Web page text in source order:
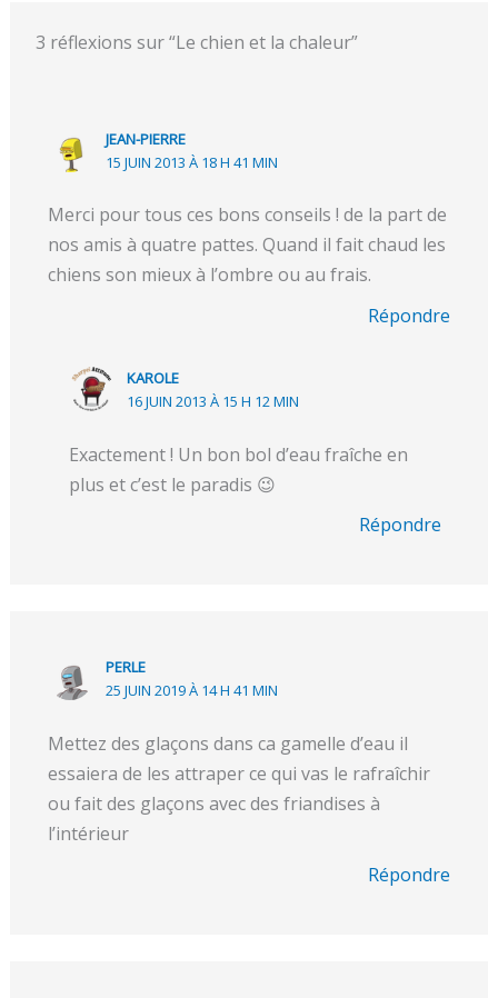
3 réflexions sur “Le chien et la chaleur”
JEAN-PIERRE
15 JUIN 2013 À 18 H 41 MIN
Merci pour tous ces bons conseils ! de la part de
nos amis à quatre pattes. Quand il fait chaud les
chiens son mieux à l’ombre ou au frais.
Répondre
KAROLE
16 JUIN 2013 À 15 H 12 MIN
Exactement ! Un bon bol d’eau fraîche en
plus et c’est le paradis 😉
Répondre
PERLE
25 JUIN 2019 À 14 H 41 MIN
Mettez des glaçons dans ca gamelle d’eau il
essaiera de les attraper ce qui vas le rafraîchir
ou fait des glaçons avec des friandises à
l’intérieur
Répondre